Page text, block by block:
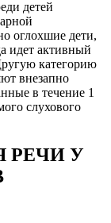
детей
оглохшие дети,
идет активный
категорию
внезапно
в течение 1
слухового
РЕЧИ У